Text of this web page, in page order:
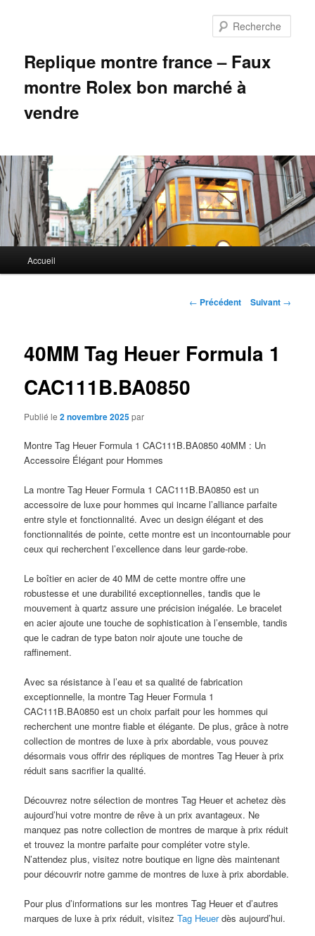
Replique montre france – Faux
montre Rolex bon marché à
vendre
principal
Accueil
Navigation
← Précédent Suivant →
40MM Tag Heuer Formula 1
CAC111B.BA0850
Publié le2 novembre 2025par
Montre Tag Heuer Formula 1 CAC111B.BA0850 40MM : Un
Accessoire Élégant pour Hommes
La montre Tag Heuer Formula 1 CAC111B.BA0850 est un
accessoire de luxe pour hommes qui incarne l’alliance parfaite
entre style et fonctionnalité. Avec un design élégant et des
fonctionnalités de pointe, cette montre est un incontournable pour
ceux qui recherchent l’excellence dans leur garde-robe.
Le boîtier en acier de 40 MM de cette montre offre une
robustesse et une durabilité exceptionnelles, tandis que le
mouvement à quartz assure une précision inégalée. Le bracelet
en acier ajoute une touche de sophistication à l’ensemble, tandis
que le cadran de type baton noir ajoute une touche de
raffinement.
Avec sa résistance à l’eau et sa qualité de fabrication
exceptionnelle, la montre Tag Heuer Formula 1
CAC111B.BA0850 est un choix parfait pour les hommes qui
recherchent une montre fiable et élégante. De plus, grâce à notre
collection de montres de luxe à prix abordable, vous pouvez
désormais vous offrir des répliques de montres Tag Heuer à prix
réduit sans sacrifier la qualité.
Découvrez notre sélection de montres Tag Heuer et achetez dès
aujourd’hui votre montre de rêve à un prix avantageux. Ne
manquez pas notre collection de montres de marque à prix réduit
et trouvez la montre parfaite pour compléter votre style.
N’attendez plus, visitez notre boutique en ligne dès maintenant
pour découvrir notre gamme de montres de luxe à prix abordable.
Pour plus d’informations sur les montres Tag Heuer et d’autres
marques de luxe à prix réduit, visitezTag Heuerdès aujourd’hui.